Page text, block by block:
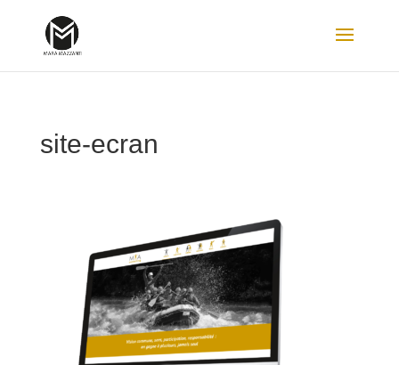
site-ecran